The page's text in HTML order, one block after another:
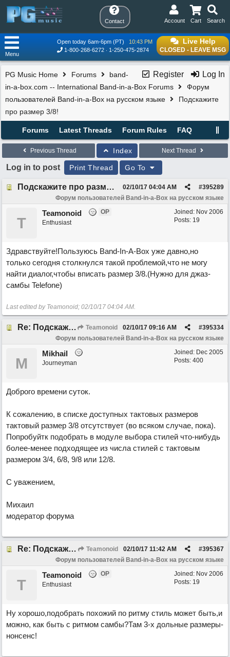
Contact Search
Cart
Account
Live Help
CLOSED - LEAVE MSG
Open today 6am-6pm (PT)
10:43 PM
1-800-268-6272
1-250-475-2874
Menu
Register Log In
PG Music Home Forums
band-
in-a-box.com -- International Band-in-a-Box Forums
Форум
пользователей Band-in-a-Box на русском языке
Подскажите
про размер 3/8!
Forums Latest Threads Forum Rules FAQ
Previous Thread Index Next Thread
Log in to post Print Thread Go To
Подскажите про размер 3/8! #395289
02/10/17 04:04 AM
Форум пользователей Band-in-a-Box на русском языке
Joined: Nov 2006
Posts: 19
T
Teamonoid
OP
Enthusiast
Здравствуйте!Пользуюсь Band-In-A-Box уже давно,но
только сегодня столкнулся такой проблемой,что не могу
найти диалог,чтобы вписать размер 3/8.(Нужно для джаз-
самбы Telefone)
Last edited by Teamonoid; 02/10/17 04:04 AM.
Re: Подскажите про размер 3/8! Teamonoid #395334
02/10/17 09:16 AM
Форум пользователей Band-in-a-Box на русском языке
Joined: Dec 2005
Posts: 400
M
Mikhail
Journeyman
Доброго времени суток.
К сожалению, в списке доступных тактовых размеров
тактовый размер 3/8 отсутствует (во всяком случае, пока).
Попробуйтк подобрать в модуле выбора стилей что-нибудь
более-менее подходящее из числа стилей с тактовым
размером 3/4, 6/8, 9/8 или 12/8.
С уважением,
Михаил
модератор форума
Re: Подскажите про размер 3/8! Teamonoid #395367
02/10/17 11:42 AM
Форум пользователей Band-in-a-Box на русском языке
Joined: Nov 2006
Posts: 19
T
Teamonoid
OP
Enthusiast
Ну хорошо,подобрать похожий по ритму стиль может быть,и
можно, как быть с ритмом самбы?Там 3-х дольные размеры-
нонсенс!